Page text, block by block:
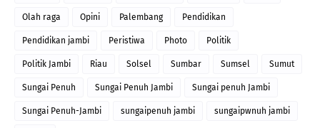
Olah raga Opini Palembang Pendidikan
Pendidikan jambi Peristiwa Photo Politik
Politik Jambi Riau Solsel Sumbar Sumsel Sumut
Sungai Penuh Sungai Penuh Jambi Sungai penuh Jambi
Sungai Penuh-Jambi sungaipenuh jambi sungaipwnuh jambi